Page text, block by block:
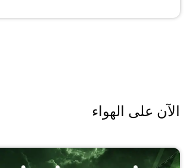
الآن على الهواء